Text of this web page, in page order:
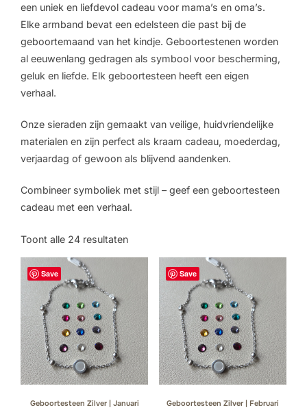
een uniek en liefdevol cadeau voor mama’s en oma’s.
Elke armband bevat een edelsteen die past bij de
geboortemaand van het kindje. Geboortestenen worden
al eeuwenlang gedragen als symbool voor bescherming,
geluk en liefde. Elk geboortesteen heeft een eigen
verhaal.
Onze sieraden zijn gemaakt van veilige, huidvriendelijke
materialen en zijn perfect als kraam cadeau, moederdag,
verjaardag of gewoon als blijvend aandenken.
Combineer symboliek met stijl – geef een geboortesteen
cadeau met een verhaal.
Toont alle 24 resultaten
Save
Geboortesteen Zilver | Januari
Save
Geboortesteen Zilver | Februari